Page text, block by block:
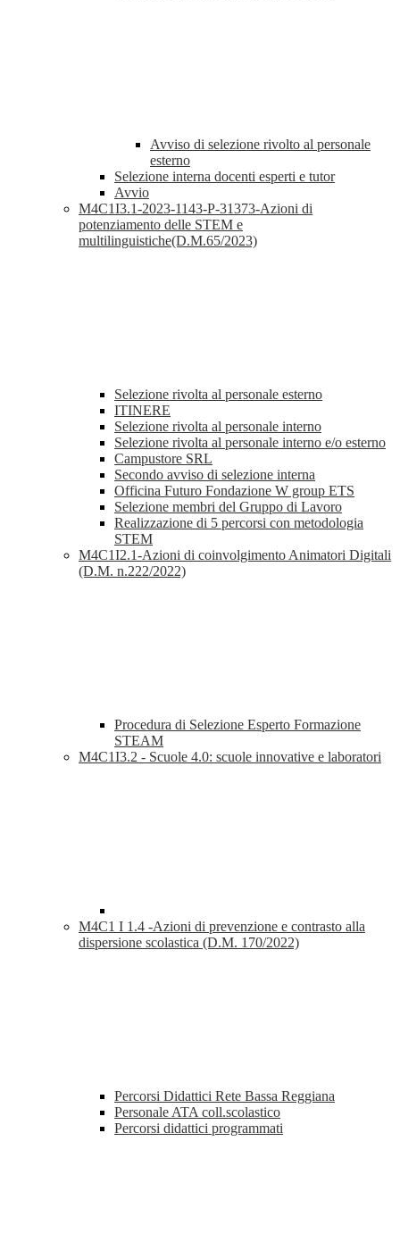
Avviso di selezione rivolto al personale
esterno
Selezione interna docenti esperti e tutor
Avvio
M4C1I3.1-2023-1143-P-31373-Azioni di
potenziamento delle STEM e
multilinguistiche(D.M.65/2023)
Selezione rivolta al personale esterno
ITINERE
Selezione rivolta al personale interno
Selezione rivolta al personale interno e/o esterno
Campustore SRL
Secondo avviso di selezione interna
Officina Futuro Fondazione W group ETS
Selezione membri del Gruppo di Lavoro
Realizzazione di 5 percorsi con metodologia
STEM
M4C1I2.1-Azioni di coinvolgimento Animatori Digitali
(D.M. n.222/2022)
Procedura di Selezione Esperto Formazione
STEAM
M4C1I3.2 - Scuole 4.0: scuole innovative e laboratori
M4C1 I 1.4 -Azioni di prevenzione e contrasto alla
dispersione scolastica (D.M. 170/2022)
Percorsi Didattici Rete Bassa Reggiana
Personale ATA coll.scolastico
Percorsi didattici programmati